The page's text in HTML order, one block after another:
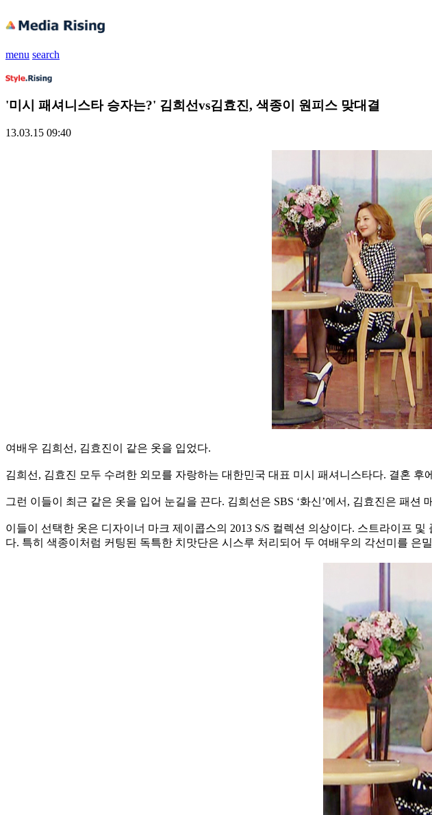
menu search
'미시 패셔니스타 승자는?' 김희선vs김효진, 색종이 원피스 맞대결
13.03.15 09:40
여배우 김희선, 김효진이 같은 옷을 입었다.
김희선, 김효진 모두 수려한 외모를 자랑하는 대한민국 대표 미시 패셔니스타다. 결혼
그런 이들이 최근 같은 옷을 입어 눈길을 끈다. 김희선은 SBS ‘화신’에서, 김효진은 패
이들이 선택한 옷은 디자이너 마크 제이콥스의 2013 S/S 컬렉션 의상이다. 스트라이프
다. 특히 색종이처럼 커팅된 독특한 치맛단은 시스루 처리되어 두 여배우의 각선미를 은